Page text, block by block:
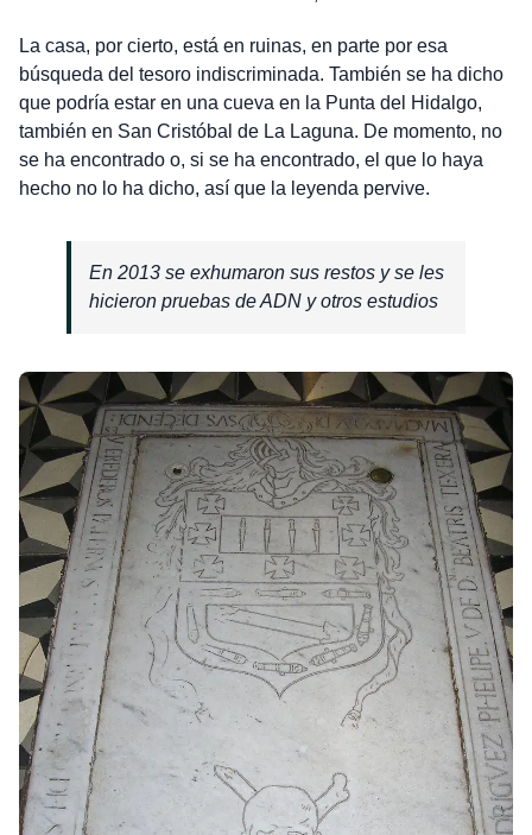
La casa, por cierto, está en ruinas, en parte por esa
búsqueda del tesoro indiscriminada. También se ha dicho
que podría estar en una cueva en la Punta del Hidalgo,
también en San Cristóbal de La Laguna. De momento, no
se ha encontrado o, si se ha encontrado, el que lo haya
hecho no lo ha dicho, así que la leyenda pervive.
En 2013 se exhumaron sus restos y se les
hicieron pruebas de ADN y otros estudios